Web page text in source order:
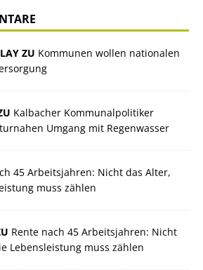
ZU Kommunen wollen nationalen
Kalbacher Kommunalpolitiker
Umgang mit Regenwasser
45 Arbeitsjahren: Nicht das Alter,
muss zählen
Rente nach 45 Arbeitsjahren: Nicht
Lebensleistung muss zählen